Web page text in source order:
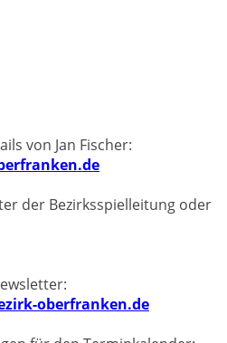
von Jan Fischer:
der Bezirksspielleitung oder
oberfranken.de